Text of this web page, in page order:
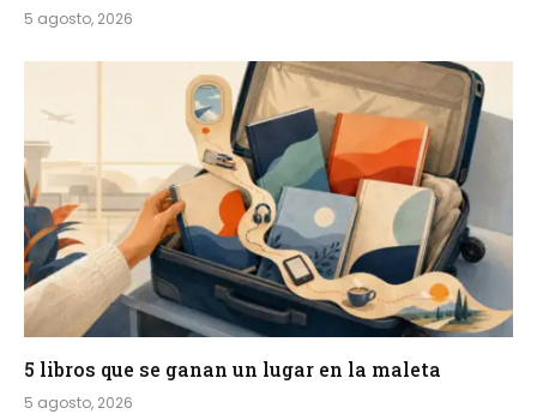
5 agosto, 2026
5 libros que se ganan un lugar en la maleta
5 agosto, 2026